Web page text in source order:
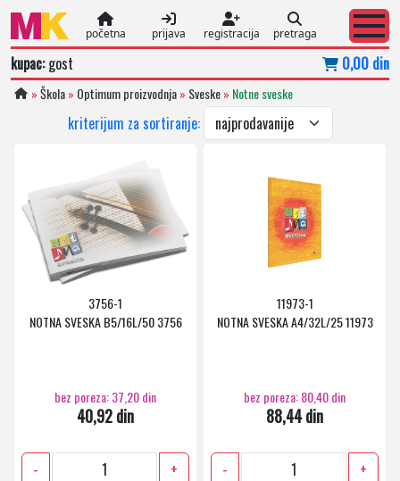
početna prijava registracija pretraga
kupac:gost 0,00 din
»Škola» Optimum proizvodnja» Sveske» Notne sveske
kriterijum za sortiranje:
3756-1
NOTNA SVESKA B5/16L/50 3756
bez poreza: 37,20 din
40,92 din
-
+
11973-1
NOTNA SVESKA A4/32L/25 11973
bez poreza: 80,40 din
88,44 din
-
+